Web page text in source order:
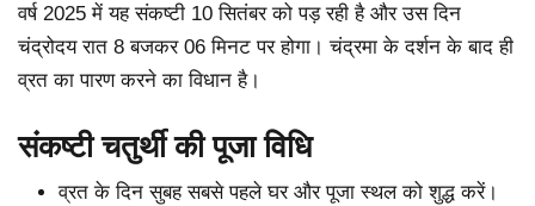
वर्ष 2025 में यह संकष्टी 10 सितंबर को पड़ रही है और उस दिन
चंद्रोदय रात 8 बजकर 06 मिनट पर होगा। चंद्रमा के दर्शन के बाद ही
व्रत का पारण करने का विधान है।
संकष्टी चतुर्थी की पूजा विधि
व्रत के दिन सुबह सबसे पहले घर और पूजा स्थल को शुद्ध करें।